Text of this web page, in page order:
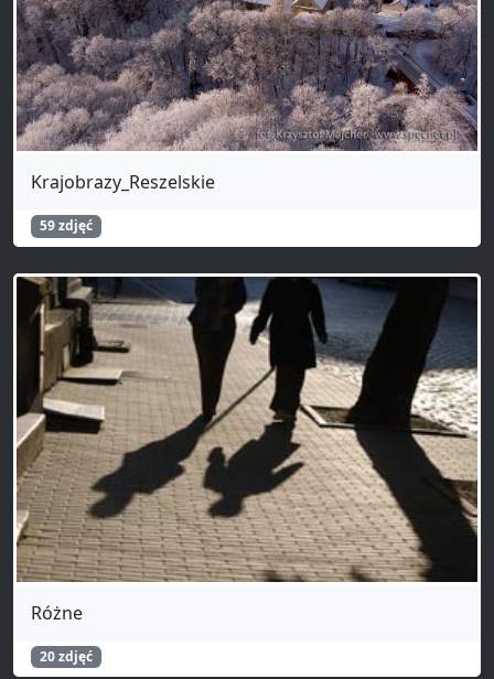
Krajobrazy_Reszelskie
59 zdjęć
Różne
20 zdjęć